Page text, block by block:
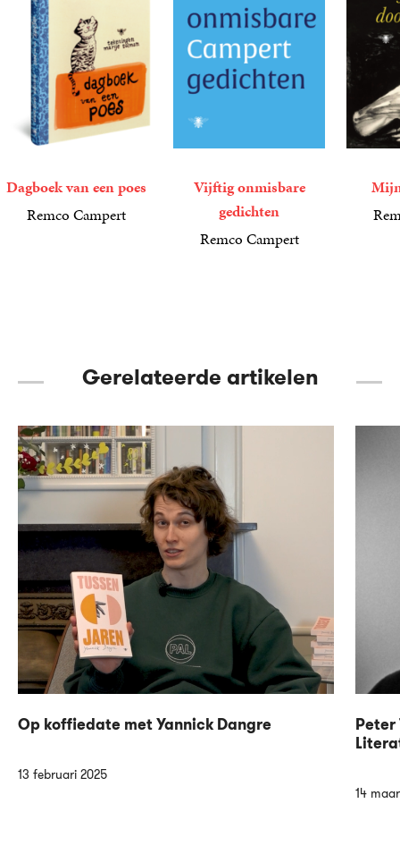
Dagboek van een poes
Remco Campert
Vijftig onmisbare
gedichten
Remco Campert
Gerelateerde artikelen
13 februari 2025
Op koffiedate met Yannick Dangre
14
Peter